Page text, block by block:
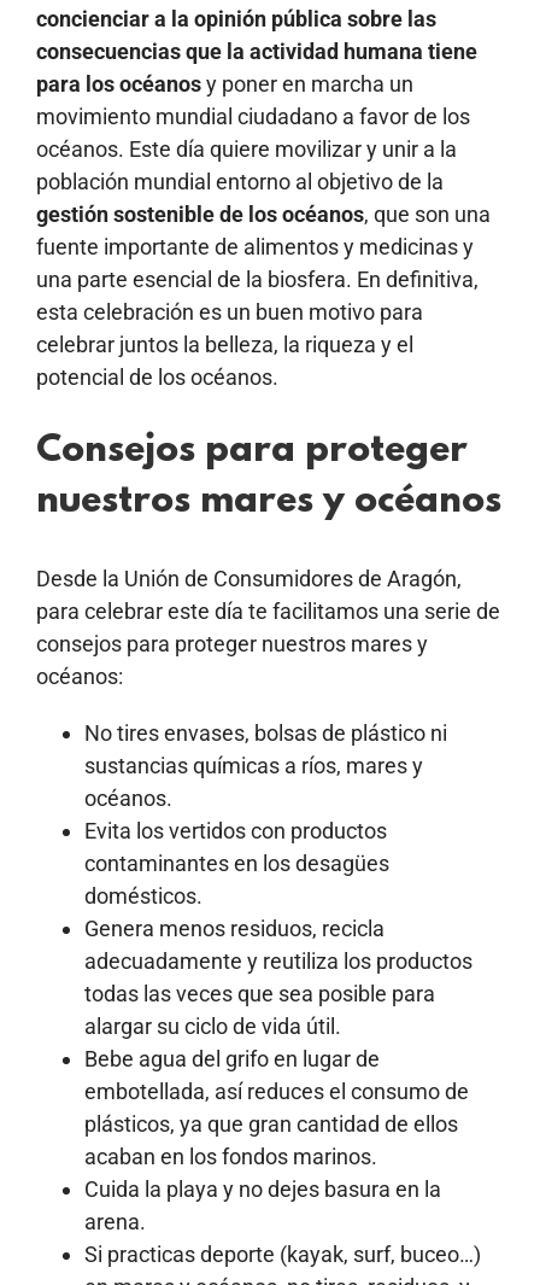
concienciar a la opinión pública sobre las
consecuencias que la actividad humana tiene
para los océanosy poner en marcha un
movimiento mundial ciudadano a favor de los
océanos. Este día quiere movilizar y unir a la
población mundial entorno al objetivo de la
gestión sostenible de los océanos, que son una
fuente importante de alimentos y medicinas y
una parte esencial de la biosfera. En definitiva,
esta celebración es un buen motivo para
celebrar juntos la belleza, la riqueza y el
potencial de los océanos.
Consejos para proteger
nuestros mares y océanos
Desde la Unión de Consumidores de Aragón,
para celebrar este día te facilitamos una serie de
consejos para proteger nuestros mares y
océanos:
No tires envases, bolsas de plástico ni
sustancias químicas a ríos, mares y
océanos.
Evita los vertidos con productos
contaminantes en los desagües
domésticos.
Genera menos residuos, recicla
adecuadamente y reutiliza los productos
todas las veces que sea posible para
alargar su ciclo de vida útil.
Bebe agua del grifo en lugar de
embotellada, así reduces el consumo de
plásticos, ya que gran cantidad de ellos
acaban en los fondos marinos.
Cuida la playa y no dejes basura en la
arena.
Si practicas deporte (kayak, surf, buceo…)